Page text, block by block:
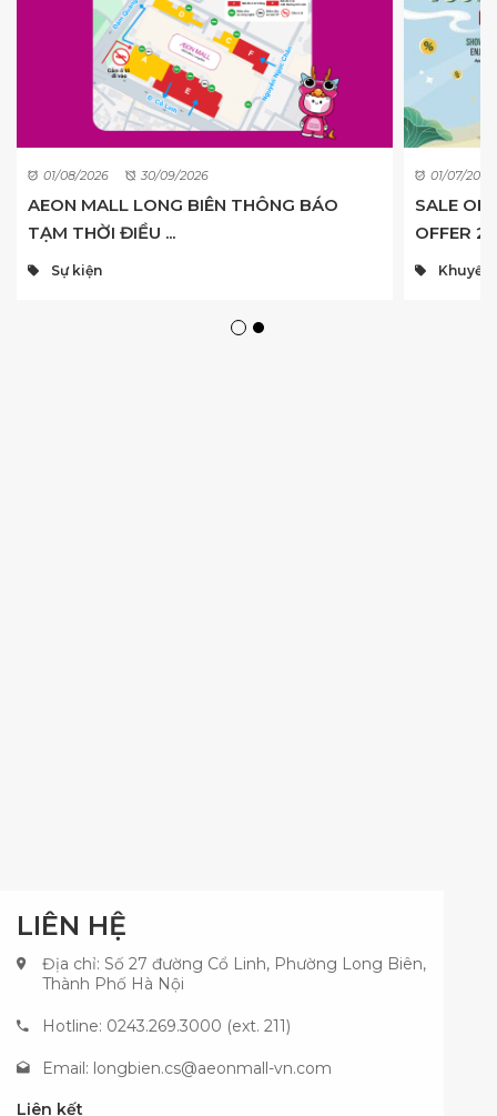
01/08/2026 30/09/2026
AEON MALL LONG BIÊN THÔNG BÁO
TẠM THỜI ĐIỀU ...
Sự kiện
01/07/2026
SALE
OFFER
Khuyến
LIÊN HỆ
Địa chỉ: Số 27 đường Cổ Linh, Phường Long Biên,
Thành Phố Hà Nội
Hotline: 0243.269.3000 (ext. 211)
Email: longbien.cs@aeonmall-vn.com
Liên kết